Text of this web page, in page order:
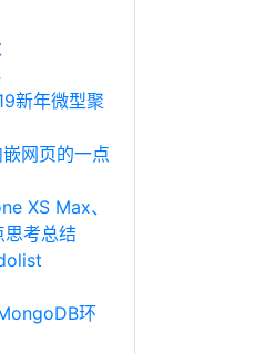
新年微型聚
网页的一点
XS Max、
思考总结
环